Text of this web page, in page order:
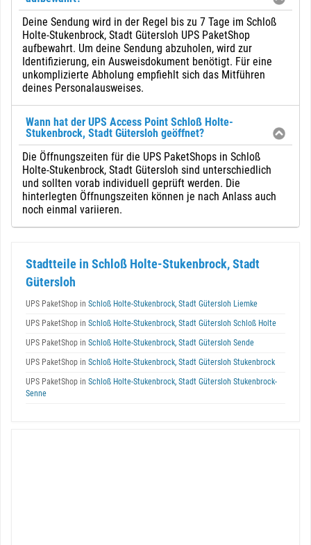
Deine Sendung wird in der Regel bis zu 7 Tage im Schloß
Holte-Stukenbrock, Stadt Gütersloh UPS PaketShop
aufbewahrt. Um deine Sendung abzuholen, wird zur
Identifizierung, ein Ausweisdokument benötigt. Für eine
unkomplizierte Abholung empfiehlt sich das Mitführen
deines Personalausweises.
Wann hat der UPS Access Point Schloß Holte-
Stukenbrock, Stadt Gütersloh geöffnet?
Die Öffnungszeiten für die UPS PaketShops in Schloß
Holte-Stukenbrock, Stadt Gütersloh sind unterschiedlich
und sollten vorab individuell geprüft werden. Die
hinterlegten Öffnungszeiten können je nach Anlass auch
noch einmal variieren.
Stadtteile in Schloß Holte-Stukenbrock, Stadt
Gütersloh
UPS PaketShop in Schloß Holte-Stukenbrock, Stadt Gütersloh Liemke
UPS PaketShop in Schloß Holte-Stukenbrock, Stadt Gütersloh Schloß Holte
UPS PaketShop in Schloß Holte-Stukenbrock, Stadt Gütersloh Sende
UPS PaketShop in Schloß Holte-Stukenbrock, Stadt Gütersloh Stukenbrock
UPS PaketShop in Schloß Holte-Stukenbrock, Stadt Gütersloh Stukenbrock-
Senne